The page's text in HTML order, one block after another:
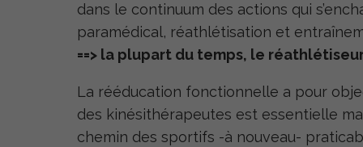
dans le continuum des actions qui
paramédical, réathlétisation et
==> la plupart du temps, le
La rééducation fonctionnelle a pour
des kinésithérapeutes est essentielle
chemin des sportifs -à nouveau-